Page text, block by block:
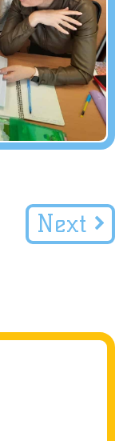
Next